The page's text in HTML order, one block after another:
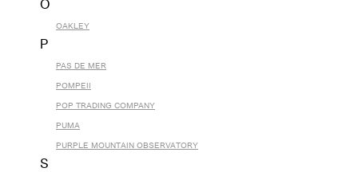
O
OAKLEY
P
PAS DE MER
POMPEII
POP TRADING COMPANY
PUMA
PURPLE MOUNTAIN OBSERVATORY
S